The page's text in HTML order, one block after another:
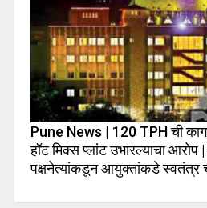
Pune News | 120 TPH ची
हॉट मिक्स प्लांट उभारल्याचा आरोप |
पक्षनेत्यांकडून आयुक्तांकडे स्वतंत्र